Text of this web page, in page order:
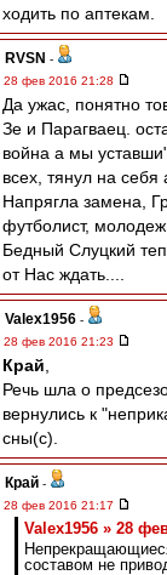
ходить по аптекам.
RVSN -
28 фев 2016 21:28
Да ужас, понятно
Зе и Парагваец.
война а мы
всех, тянул на себя
Напрягла замена,
футболист,
Бедный Слуцкий
от Нас ждать....
Valex1956 -
28 фев 2016 21:23
Край
Речь шла о
вернулись к
сны(с).
Край -
28 фев 2016 21:17
Valex1956 » 28
составом не